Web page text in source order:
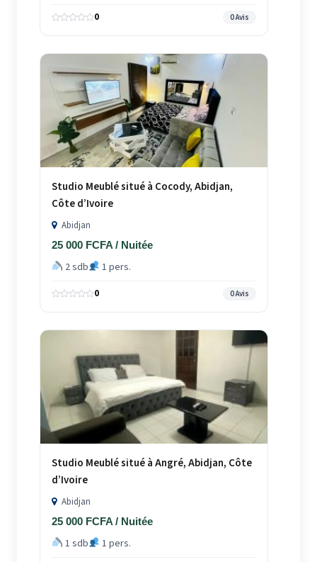
0 0 Avis
Studio Meublé situé à Cocody, Abidjan,
Côte d’Ivoire
Abidjan
25 000 FCFA / Nuitée
2 sdb 1 pers.
0 0 Avis
Studio Meublé situé à Angré, Abidjan, Côte
d’Ivoire
Abidjan
25 000 FCFA / Nuitée
1 sdb 1 pers.